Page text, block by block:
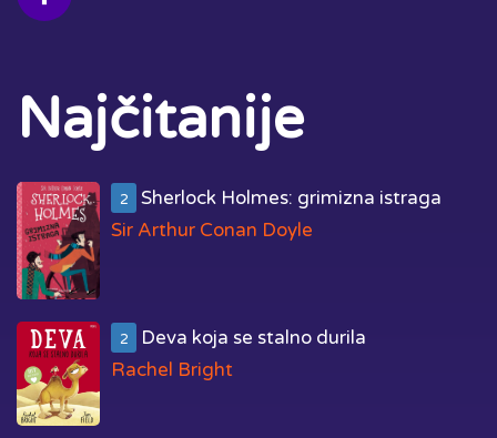
Najčitanije
2
Sherlock Holmes: grimizna istraga
Sir Arthur Conan Doyle
2
Deva koja se stalno durila
Rachel Bright